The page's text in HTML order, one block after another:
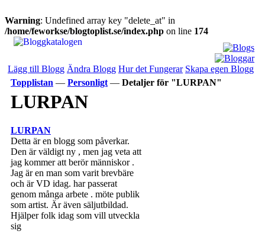
Warning: Undefined array key "delete_at" in
/home/feworkse/blogtoplist.se/index.php on line 174
Lägg till Blogg Ändra Blogg Hur det Fungerar Skapa egen Blogg
Topplistan — Personligt — Detaljer för "LURPAN"
LURPAN
LURPAN
Detta är en blogg som påverkar.
Den är väldigt ny , men jag veta att
jag kommer att berör människor .
Jag är en man som varit brevbäre
och är VD idag. har passerat
genom många arbete . möte publik
som artist. Är även säljutbildad.
Hjälper folk idag som vill utveckla
sig